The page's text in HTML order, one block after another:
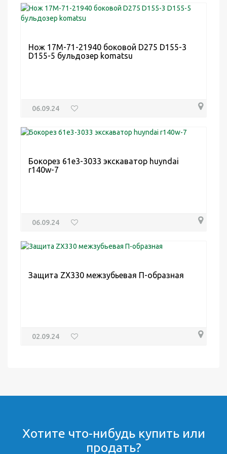
Нож 17M-71-21940 боковой D275 D155-3
D155-5 бульдозер komatsu
06.09.24
Бокорез 61e3-3033 экскаватор huyndai
r140w-7
06.09.24
Защита ZX330 межзубьевая П-образная
02.09.24
Хотите что-нибудь купить или
продать?